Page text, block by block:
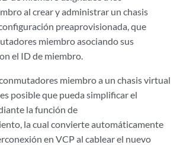
al crear y administrar un chasis
preaprovisionada, que
miembro asociando sus
el ID de miembro.
miembro a un chasis virtual
posible que pueda simplificar el
la función de
la cual convierte automáticamente
en VCP al cablear el nuevo